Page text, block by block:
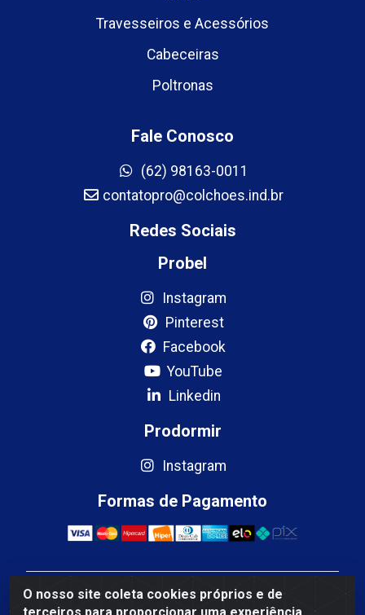
O nosso site coleta cookies próprios e de
Travesseiros e Acessórios
Cabeceiras
Poltronas
Fale Conosco
(62) 98163-0011
contatopro@colchoes.ind.br
Redes Sociais
Probel
Instagram
Pinterest
Facebook
YouTube
Linkedin
Prodormir
Instagram
Formas de Pagamento
Mercosul Espumas Industriais LTDA - Rua 13, SN,